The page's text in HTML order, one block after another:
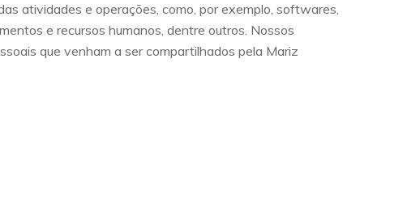
atividades e operações, como, por exemplo, softwares,
e recursos humanos, dentre outros. Nossos
que venham a ser compartilhados pela Mariz